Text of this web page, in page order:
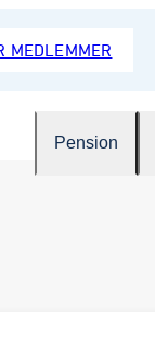
MEDLEMMER
Pension